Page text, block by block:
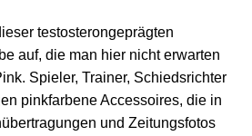
testosterongeprägten
auf, die man hier nicht erwarten
Spieler, Trainer, Schiedsrichter
pinkfarbene Accessoires, die in
und Zeitungsfotos